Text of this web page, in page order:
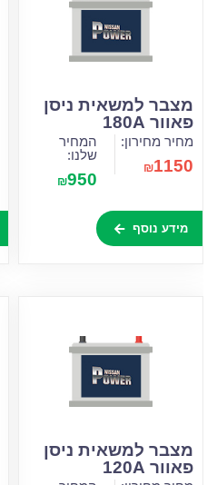
מצבר למשאית ניסן
פאוור 180A
מחיר מחירון:
₪1150
המחיר
שלנו:
₪950
מידע נוסף
מצבר למשאית ניסן
פאוור 120A